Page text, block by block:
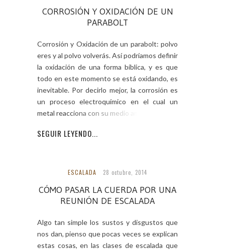
CORROSIÓN Y OXIDACIÓN DE UN
PARABOLT
Corrosión y Oxidación de un parabolt: polvo
eres y al polvo volverás. Así podríamos definir
la oxidación de una forma bíblica, y es que
todo en este momento se está oxidando, es
inevitable. Por decirlo mejor, la corrosión es
un proceso electroquímico en el cual un
metal reacciona con su medio ambiente
SEGUIR LEYENDO...
ESCALADA 28 octubre, 2014
CÓMO PASAR LA CUERDA POR UNA
REUNIÓN DE ESCALADA
Algo tan simple los sustos y disgustos que
nos dan, pienso que pocas veces se explican
estas cosas, en las clases de escalada que